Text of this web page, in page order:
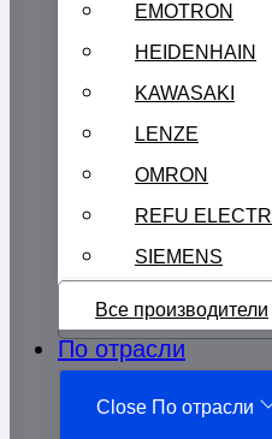
EMOTRON
HEIDENHAIN
KAWASAKI
LENZE
OMRON
REFU
SIEMENS
Все производители
По отрасли
Close По отрасли